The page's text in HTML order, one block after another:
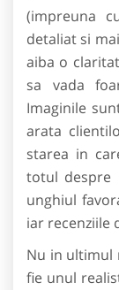
(impreuna
detaliat si
aiba o
sa vada
Imaginile
arata
starea in
totul despre
unghiul
iar recenziile
Nu in ultimul
fie unul